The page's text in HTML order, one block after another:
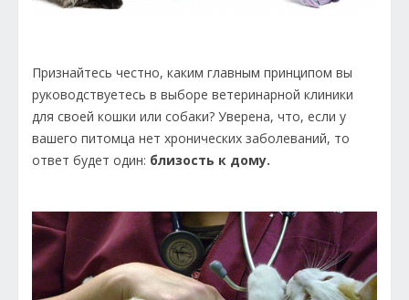
Признайтесь честно, каким главным принципом вы
руководствуетесь в выборе ветеринарной клиники
для своей кошки или собаки? Уверена, что, если у
вашего питомца нет хронических заболеваний, то
ответ будет один: близость к дому.